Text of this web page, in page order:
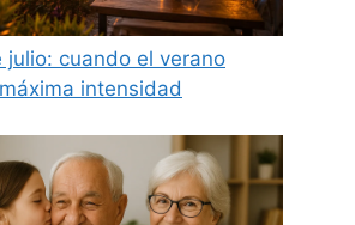
julio: cuando el verano
intensidad